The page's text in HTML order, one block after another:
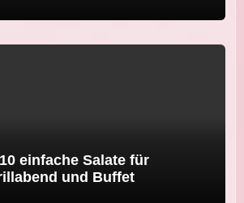
einfache Salate für
und Buffet